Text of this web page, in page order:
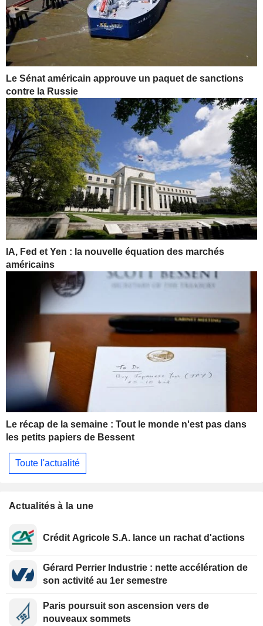
Le Sénat américain approuve un paquet de sanctions
contre la Russie
IA, Fed et Yen : la nouvelle équation des marchés
américains
Le récap de la semaine : Tout le monde n'est pas dans
les petits papiers de Bessent
Toute l'actualité
Actualités à la une
Crédit Agricole S.A. lance un rachat d'actions
Gérard Perrier Industrie : nette accélération de
son activité au 1er semestre
Paris poursuit son ascension vers de
nouveaux sommets